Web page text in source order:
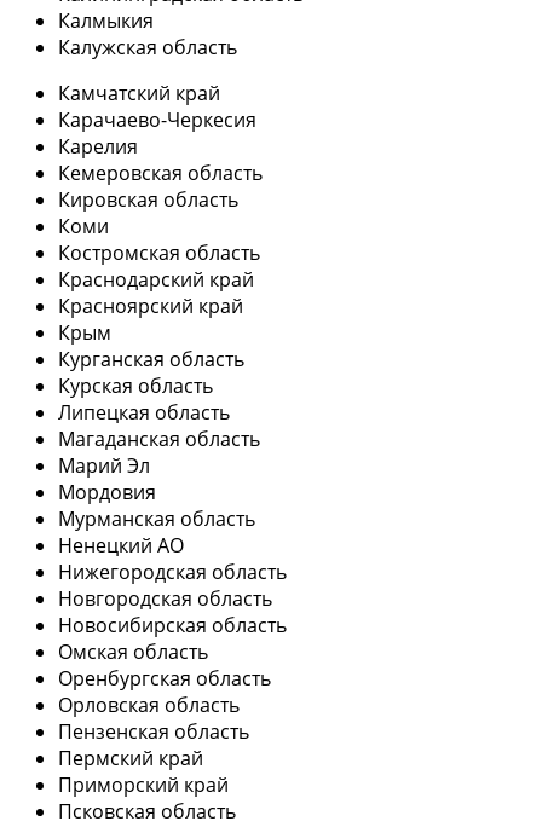
Калмыкия
Калужская область
Камчатский край
Карачаево-Черкесия
Карелия
Кемеровская область
Кировская область
Коми
Костромская область
Краснодарский край
Красноярский край
Крым
Курганская область
Курская область
Липецкая область
Магаданская область
Марий Эл
Мордовия
Мурманская область
Ненецкий АО
Нижегородская область
Новгородская область
Новосибирская область
Омская область
Оренбургская область
Орловская область
Пензенская область
Пермский край
Приморский край
Псковская область